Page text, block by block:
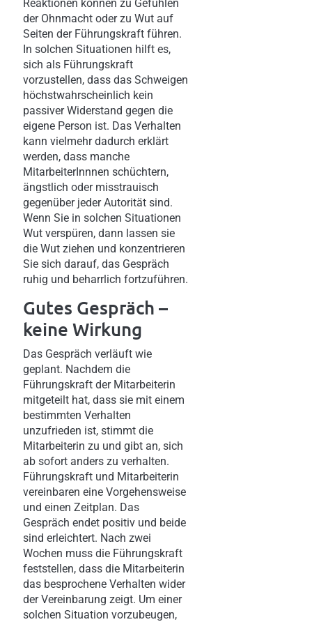
Reaktionen können zu Gefühlen
der Ohnmacht oder zu Wut auf
Seiten der Führungskraft führen.
In solchen Situationen hilft es,
sich als Führungskraft
vorzustellen, dass das Schweigen
höchstwahrscheinlich kein
passiver Widerstand gegen die
eigene Person ist. Das Verhalten
kann vielmehr dadurch erklärt
werden, dass manche
MitarbeiterInnnen schüchtern,
ängstlich oder misstrauisch
gegenüber jeder Autorität sind.
Wenn Sie in solchen Situationen
Wut verspüren, dann lassen sie
die Wut ziehen und konzentrieren
Sie sich darauf, das Gespräch
ruhig und beharrlich fortzuführen.
Gutes Gespräch –
keine Wirkung
Das Gespräch verläuft wie
geplant. Nachdem die
Führungskraft der Mitarbeiterin
mitgeteilt hat, dass sie mit einem
bestimmten Verhalten
unzufrieden ist, stimmt die
Mitarbeiterin zu und gibt an, sich
ab sofort anders zu verhalten.
Führungskraft und Mitarbeiterin
vereinbaren eine Vorgehensweise
und einen Zeitplan. Das
Gespräch endet positiv und beide
sind erleichtert. Nach zwei
Wochen muss die Führungskraft
feststellen, dass die Mitarbeiterin
das besprochene Verhalten wider
der Vereinbarung zeigt. Um einer
solchen Situation vorzubeugen,